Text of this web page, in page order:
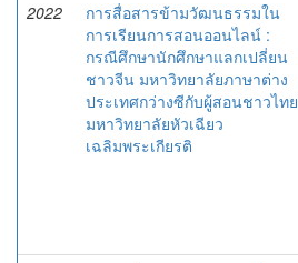
2022
การสื่อสารข้ามวัฒนธรรมใน
การเรียนการสอนออนไลน์ :
กรณีศึกษานักศึกษาแลกเปลี่ยน
ชาวจีน มหาวิทยาลัยภาษาต่าง
ประเทศกว่างซีกับผู้สอนชาวไทย
มหาวิทยาลัยหัวเฉียว
เฉลิมพระเกียรติ